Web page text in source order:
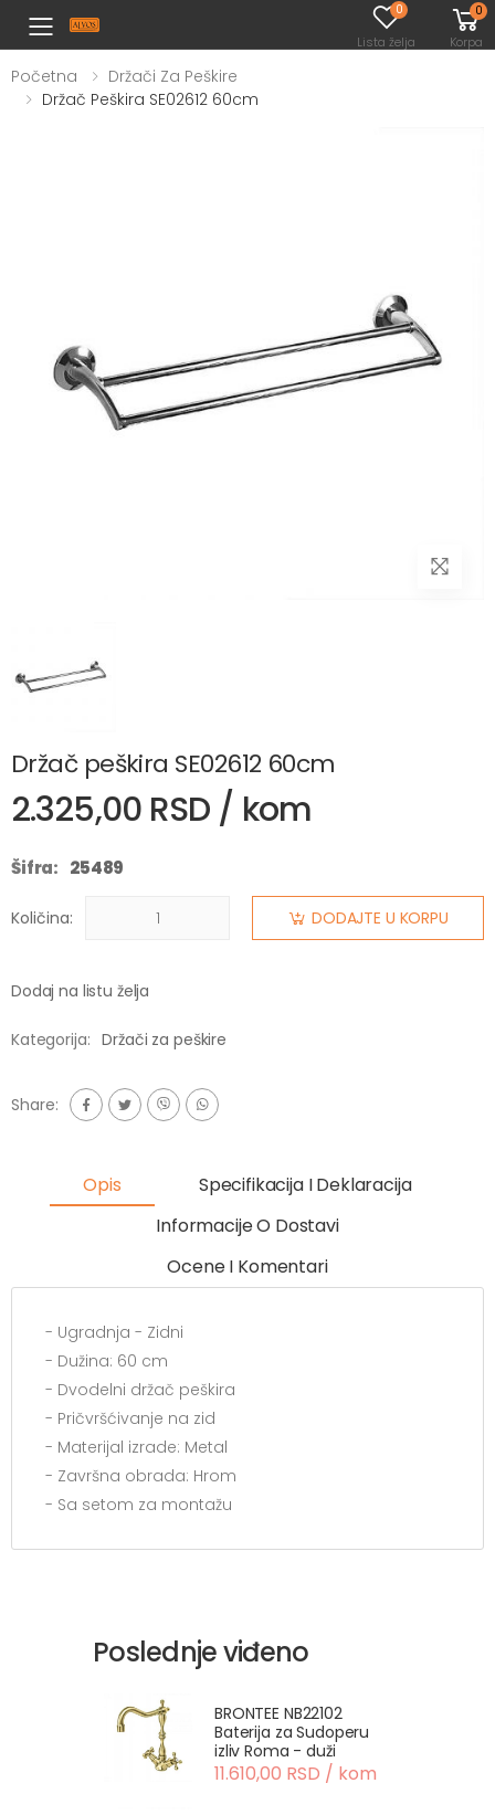
Toggle mobile menu
0
Lista želja
0
Korpa
Početna
Držači Za Peškire
Držač Peškira SE02612 60cm
Držač peškira SE02612 60cm
2.325,00 RSD / kom
Šifra: 25489
Količina: DODAJTE U KORPU
Dodaj na listu želja
Kategorija: Držači za peškire
Share:
Opis
Specifikacija I Deklaracija
Informacije O Dostavi
Ocene I Komentari
- Ugradnja - Zidni
- Dužina: 60 cm
- Dvodelni držač peškira
- Pričvršćivanje na zid
- Materijal izrade: Metal
- Završna obrada: Hrom
- Sa setom za montažu
Poslednje viđeno
BRONTEE NB22102
Baterija za Sudoperu
izliv Roma - duži
11.610,00 RSD / kom